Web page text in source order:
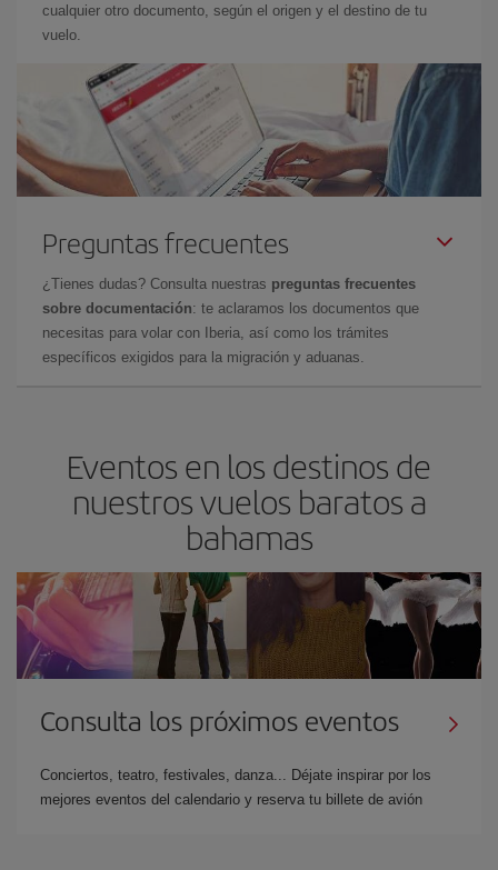
cualquier otro documento, según el origen y el destino de tu
vuelo.
Preguntas frecuentes
¿Tienes dudas? Consulta nuestras preguntas frecuentes
sobre documentación: te aclaramos los documentos que
necesitas para volar con Iberia, así como los trámites
específicos exigidos para la migración y aduanas.
Eventos en los destinos de
nuestros vuelos baratos a
bahamas
Consulta los próximos eventos
Conciertos, teatro, festivales, danza... Déjate inspirar por los
mejores eventos del calendario y reserva tu billete de avión